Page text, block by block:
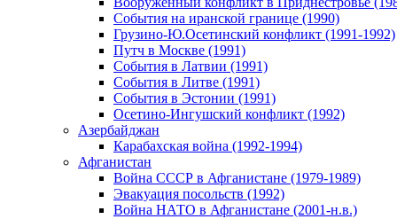
События на иранской границе (1990)
Грузино-Ю.Осетинский конфликт (1991-1992)
Путч в Москве (1991)
События в Латвии (1991)
События в Литве (1991)
События в Эстонии (1991)
Осетино-Ингушский конфликт (1992)
Азербайджан
Карабахская война (1992-1994)
Афганистан
Война СССР в Афганистане (1979-1989)
Эвакуация посольств (1992)
Война НАТО в Афганистане (2001-н.в.)